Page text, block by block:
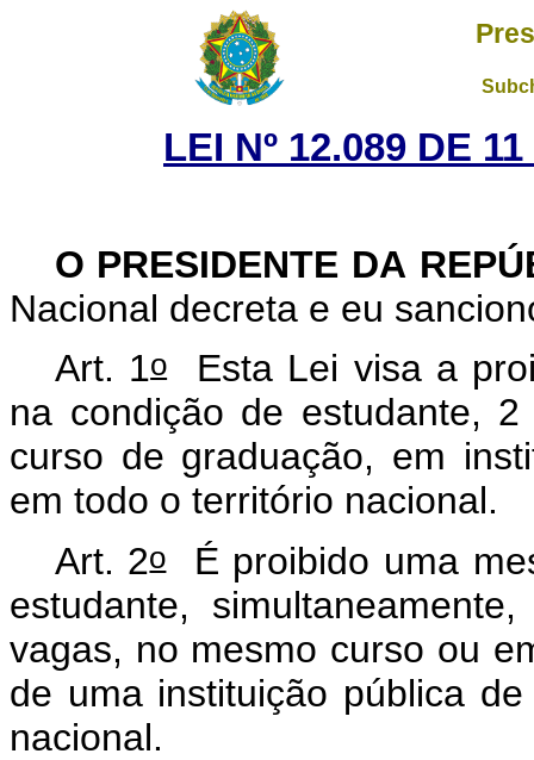
LEI Nº 12.089 DE
O PRESIDENTE DA
Nacional decreta e eu
Art. 1oEsta Lei visa a
na condição de estudante,
curso de graduação, em
em todo o território nacional.
Art. 2oÉ proibido uma
estudante,
vagas, no mesmo curso ou
de uma instituição pública
nacional.